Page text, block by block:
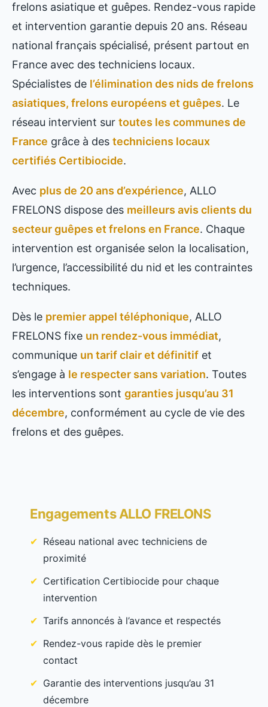
frelons asiatique et guêpes. Rendez-vous rapide
et intervention garantie depuis 20 ans. Réseau
national français spécialisé, présent partout en
France avec des techniciens locaux.
Spécialistes de l’élimination des nids de frelons
asiatiques, frelons européens et guêpes. Le
réseau intervient sur toutes les communes de
France grâce à des techniciens locaux
certifiés Certibiocide.
Avec plus de 20 ans d’expérience, ALLO
FRELONS dispose des meilleurs avis clients du
secteur guêpes et frelons en France. Chaque
intervention est organisée selon la localisation,
l’urgence, l’accessibilité du nid et les contraintes
techniques.
Dès le premier appel téléphonique, ALLO
FRELONS fixe un rendez-vous immédiat,
communique un tarif clair et définitif et
s’engage à le respecter sans variation. Toutes
les interventions sont garanties jusqu’au 31
décembre, conformément au cycle de vie des
frelons et des guêpes.
Engagements ALLO FRELONS
Réseau national avec techniciens de
proximité
Certification Certibiocide pour chaque
intervention
Tarifs annoncés à l’avance et respectés
Rendez-vous rapide dès le premier
contact
Garantie des interventions jusqu’au 31
décembre